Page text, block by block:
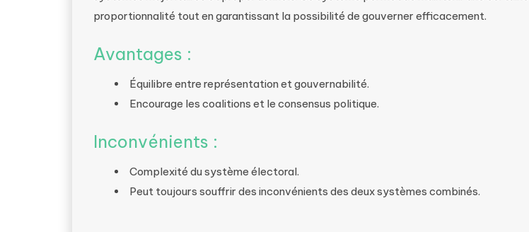
proportionnalité tout en garantissant la possibilité de gouverner efficacement.
Avantages :
Équilibre entre représentation et gouvernabilité.
Encourage les coalitions et le consensus politique.
Inconvénients :
Complexité du système électoral.
Peut toujours souffrir des inconvénients des deux systèmes combinés.